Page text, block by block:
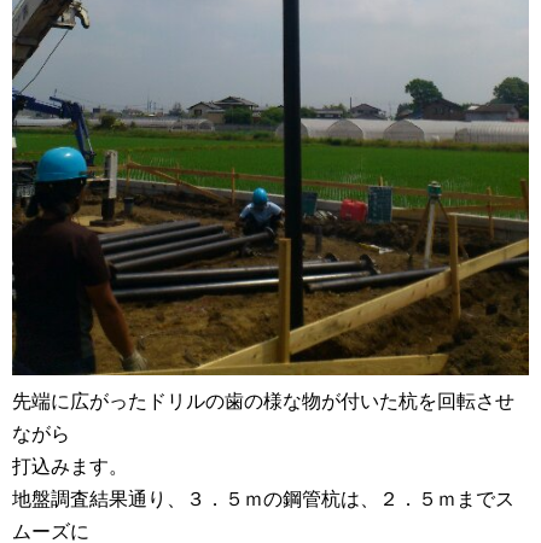
先端に広がったドリルの歯の様な物が付いた杭を回転させ
ながら
打込みます。
地盤調査結果通り、３．５ｍの鋼管杭は、２．５ｍまでス
ムーズに